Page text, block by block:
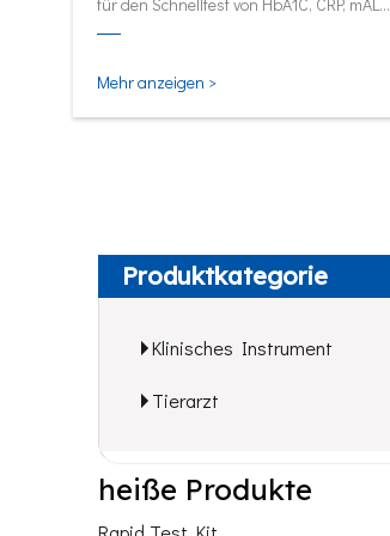
und SAA.
Mehr anzeigen >
Produktkategorie
Klinisches Instrument
Tierarzt
heiße Produkte